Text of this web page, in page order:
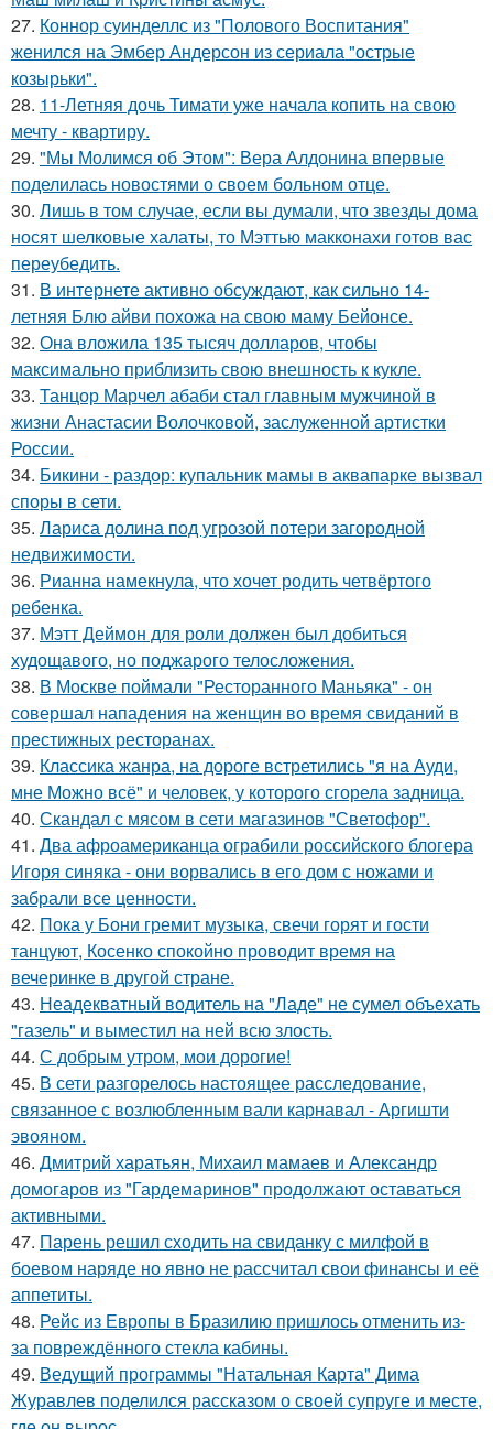
27. Коннор суинделлс из "Полового Воспитания"
женился на Эмбер Андерсон из сериала "острые
козырьки".
28. 11-Летняя дочь Тимати уже начала копить на свою
мечту - квартиру.
29. "Мы Молимся об Этом": Вера Алдонина впервые
поделилась новостями о своем больном отце.
30. Лишь в том случае, если вы думали, что звезды дома
носят шелковые халаты, то Мэттью макконахи готов вас
переубедить.
31. В интернете активно обсуждают, как сильно 14-
летняя Блю айви похожа на свою маму Бейонсе.
32. Она вложила 135 тысяч долларов, чтобы
максимально приблизить свою внешность к кукле.
33. Танцор Марчел абаби стал главным мужчиной в
жизни Анастасии Волочковой, заслуженной артистки
России.
34. Бикини - раздор: купальник мамы в аквапарке вызвал
споры в сети.
35. Лариса долина под угрозой потери загородной
недвижимости.
36. Рианна намекнула, что хочет родить четвёртого
ребенка.
37. Мэтт Деймон для роли должен был добиться
худощавого, но поджарого телосложения.
38. В Москве поймали "Ресторанного Маньяка" - он
совершал нападения на женщин во время свиданий в
престижных ресторанах.
39. Классика жанра, на дороге встретились "я на Ауди,
мне Можно всё" и человек, у которого сгорела задница.
40. Скандал с мясом в сети магазинов "Светофор".
41. Два афроамериканца ограбили российского блогера
Игоря синяка - они ворвались в его дом с ножами и
забрали все ценности.
42. Пока у Бони гремит музыка, свечи горят и гости
танцуют, Косенко спокойно проводит время на
вечеринке в другой стране.
43. Неадекватный водитель на "Ладе" не сумел объехать
"газель" и выместил на ней всю злость.
44. С добрым утром, мои дорогие!
45. В сети разгорелось настоящее расследование,
связанное с возлюбленным вали карнавал - Аргишти
эвояном.
46. Дмитрий харатьян, Михаил мамаев и Александр
домогаров из "Гардемаринов" продолжают оставаться
активными.
47. Парень решил сходить на свиданку с милфой в
боевом наряде но явно не рассчитал свои финансы и её
аппетиты.
48. Рейс из Европы в Бразилию пришлось отменить из-
за повреждённого стекла кабины.
49. Ведущий программы "Натальная Карта" Дима
Журавлев поделился рассказом о своей супруге и месте,